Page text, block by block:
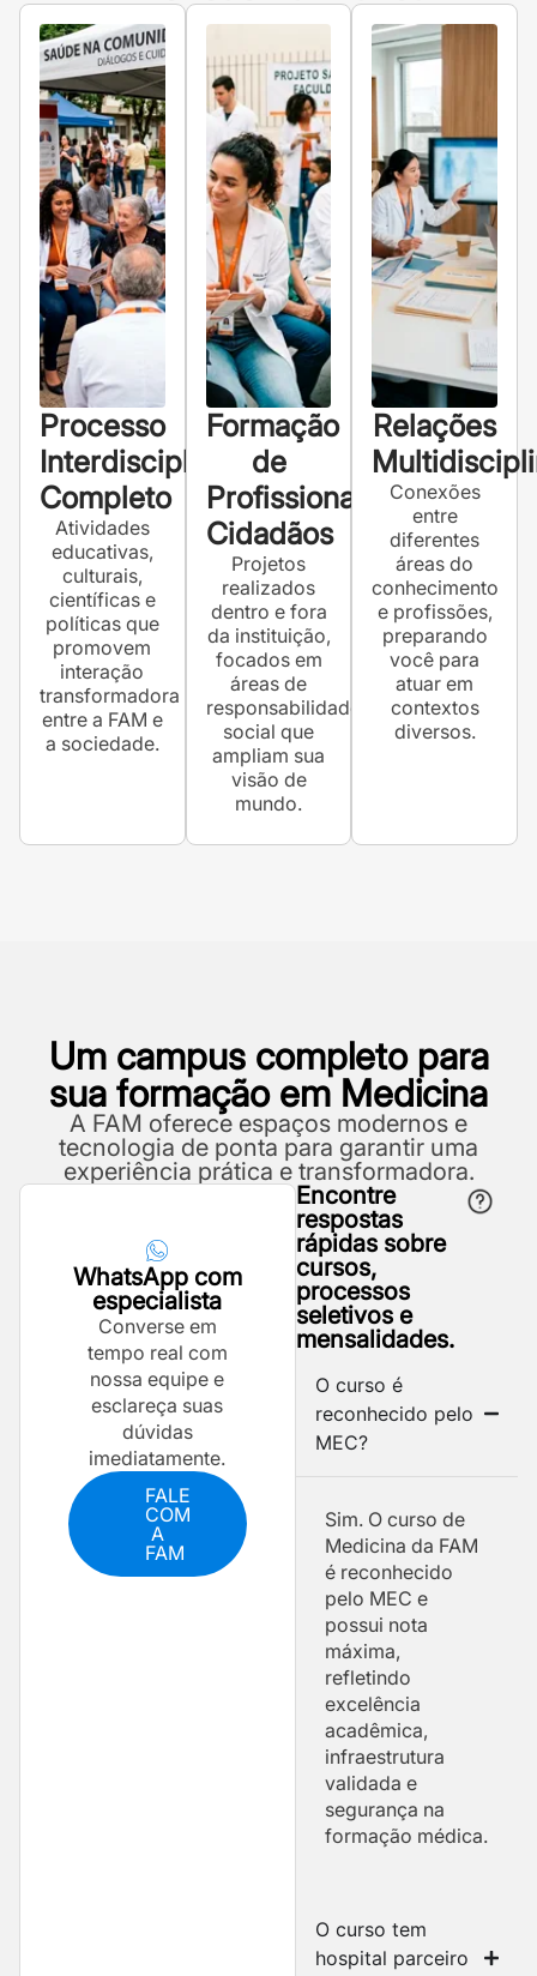
Processo
Interdisciplinar
Completo
Atividades
educativas,
culturais,
científicas e
políticas que
promovem
interação
transformadora
entre a FAM e
a sociedade.
Formação
de
Profissionais-
Cidadãos
Projetos
realizados
dentro e fora
da instituição,
focados em
áreas de
responsabilidade
social que
ampliam sua
visão de
mundo.
Relações
Conexões
entre
diferentes
áreas do
conhecimento
e profissões,
preparando
você para
atuar em
contextos
diversos.
Um campus completo para
sua formação em Medicina
A FAM oferece espaços modernos e
tecnologia de ponta para garantir uma
experiência prática e transformadora.
WhatsApp com
especialista
Converse em
tempo real com
nossa equipe e
esclareça suas
dúvidas
imediatamente.
FALE
COM
A
FAM
Encontre
respostas
rápidas sobre
cursos,
processos
seletivos e
mensalidades.
O curso é
reconhecido pelo
MEC?
Sim. O curso de
Medicina da FAM
é reconhecido
pelo MEC e
possui nota
máxima,
refletindo
excelência
acadêmica,
infraestrutura
validada e
segurança na
formação médica.
O curso tem
hospital parceiro